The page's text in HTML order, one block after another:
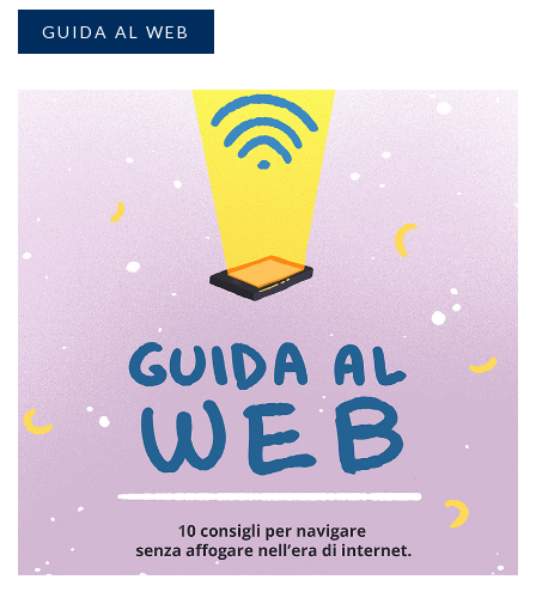
GUIDA AL WEB